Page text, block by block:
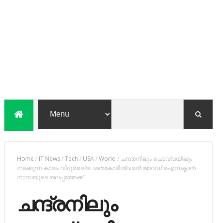
Home / IT News/Tech / USA/World / ചന്ദ്രനിലും ചൊവ്വയിലും
നടക്കുന്ന കാലം വിദൂരമല്ല: ശതകോടീശ്വരൻ ജാറഡ് ഐസക്മാൻ
നാസയുടെ തലപ്പത്തേക്ക്
ചന്ദ്രനിലും